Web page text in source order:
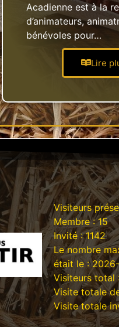
Acadienne est à la
d’animateurs,
bénévoles pour…
Lire
Visiteurs
Membre : 15
Invité : 1142
Le nombre
était le :
Visiteurs total
Visite totale
Visite totale